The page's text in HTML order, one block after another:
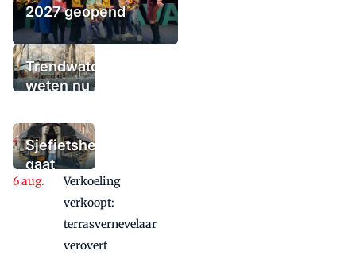
2027 geopend
Trendwatchers
weten nu al wat
moet bieden:
'Iedere dag een
waaaaaanzinnige
aanbieding'
Sjefietshe
gaat
vanwege
succes
maandje
Verkoeling
verkoopt:
terrasvernevelaar
verovert